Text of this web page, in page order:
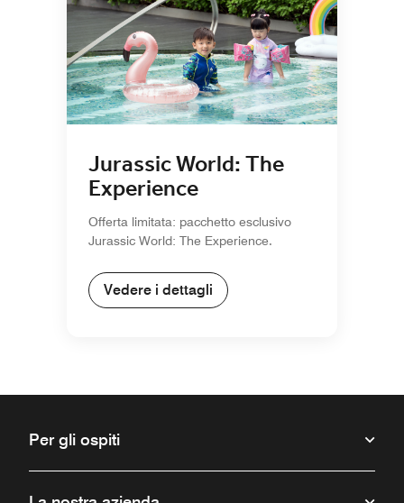
Jurassic World: The
Experience
Offerta limitata: pacchetto esclusivo
Jurassic World: The Experience.
Vedere i dettagli
Per gli ospiti